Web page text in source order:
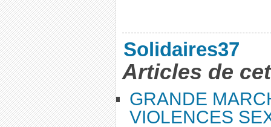
Solidaires37
Articles de
GRANDE
VIOLENCES